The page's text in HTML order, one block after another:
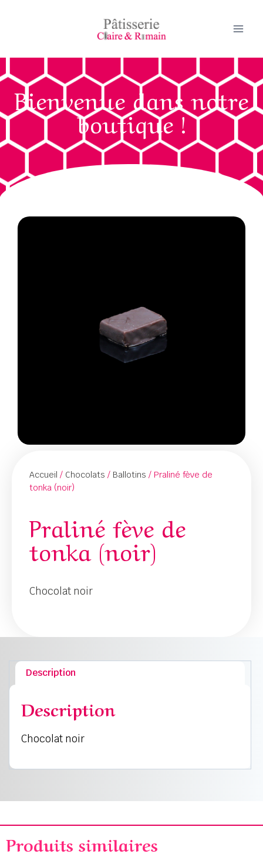
Bienvenue dans notre
boutique !
Accueil / Chocolats / Ballotins / Praliné fève de
tonka (noir)
Praliné fève de
tonka (noir)
Chocolat noir
Description
Description
Chocolat noir
Produits similaires